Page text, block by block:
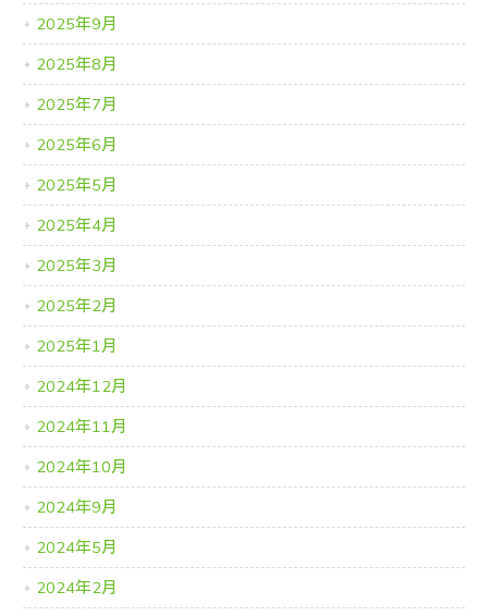
2025年9月
2025年8月
2025年7月
2025年6月
2025年5月
2025年4月
2025年3月
2025年2月
2025年1月
2024年12月
2024年11月
2024年10月
2024年9月
2024年5月
2024年2月